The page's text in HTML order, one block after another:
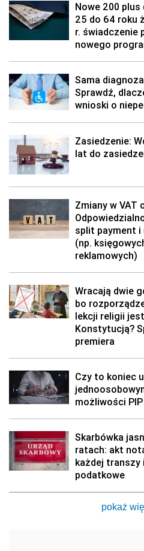
Nowe 200
25 do 64 roku
r. świadczenie
nowego
Sama
Sprawdź,
wnioski o
Zasiedzenie:
lat do
Zmiany w VAT
split payment i
(np.
reklamowych)
Wracają dwie
bo
lekcji religii
Konstytucją?
premiera
Czy to koniec
możliwości
Skarbówka
ratach: akt
każdej transzy
podatkowe
pokaż